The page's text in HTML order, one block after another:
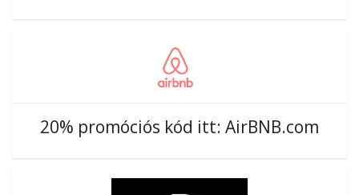
20% promóciós kód itt: AirBNB.com